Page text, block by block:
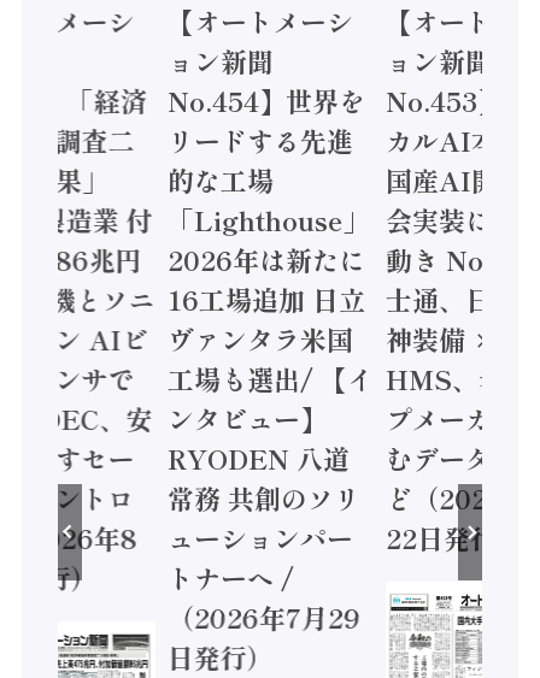
トメーシ
】「経済
態調査二
結果」
年製造業 付
額86兆円
電機とソニ
コン AIビ
センサで
/ IDEC、安
かすセー
コントロ
2026年8
発行）
【オートメーシ
ョン新聞
No.454】世界を
リードする先進
的な工場
「Lighthouse」
2026年は新たに
16工場追加 日立
ヴァンタラ米国
工場も選出/ 【イ
ンタビュー】
RYODEN 八道
常務 共創のソリ
ューションパー
トナーへ /
（2026年7月29
日発行）
【オートメ
ョン新聞
No.453】フ
カルAI本格
国産AI開発
会実装に活
動き
士通、日立
神装備 ×
HMS、老舗
プメーカー
むデータ活
ど（2026年
22日発行）